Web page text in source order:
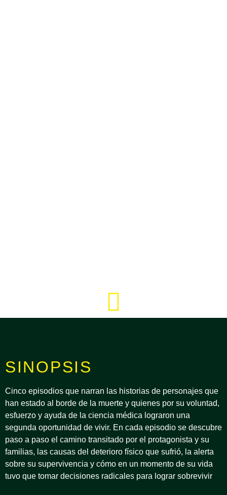
SINOPSIS
Cinco episodios que narran las historias de personajes que
han estado al borde de la muerte y quienes por su voluntad,
esfuerzo y ayuda de la ciencia médica lograron una
segunda oportunidad de vivir. En cada episodio se descubre
paso a paso el camino transitado por el protagonista y su
familias, las causas del deterioro físico que sufrió, la alerta
sobre su supervivencia y cómo en un momento de su vida
tuvo que tomar decisiones radicales para lograr sobrevivir